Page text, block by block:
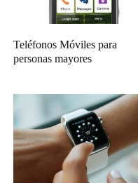
Teléfonos Móviles para
personas mayores